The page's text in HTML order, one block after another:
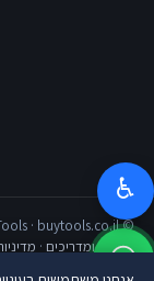
© Salary Tools · buytools.co.il
כתבות ומדריכים ·
♿